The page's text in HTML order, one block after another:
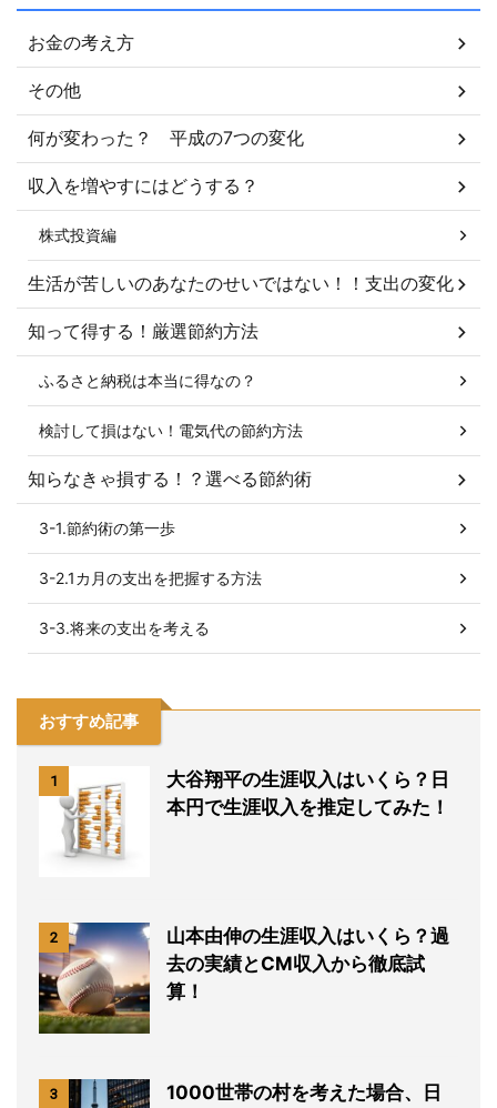
お金の考え方
その他
何が変わった？ 平成の7つの変化
収入を増やすにはどうする？
株式投資編
生活が苦しいのあなたのせいではない！！支出の変化
知って得する！厳選節約方法
ふるさと納税は本当に得なの？
検討して損はない！電気代の節約方法
知らなきゃ損する！？選べる節約術
3-1.節約術の第一歩
3-2.1カ月の支出を把握する方法
3-3.将来の支出を考える
おすすめ記事
1
大谷翔平の生涯収入はいくら？日
本円で生涯収入を推定してみた！
2
山本由伸の生涯収入はいくら？過
去の実績とCM収入から徹底試
算！
3
1000世帯の村を考えた場合、日